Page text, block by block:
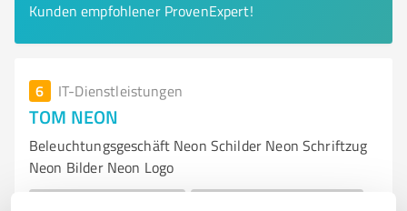
Kunden empfohlener ProvenExpert!
6 IT-Dienstleistungen
TOM NEON
Beleuchtungsgeschäft Neon Schilder Neon Schriftzug
Neon Bilder Neon Logo